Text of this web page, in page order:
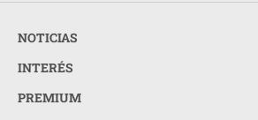
NOTICIAS
INTERÉS
PREMIUM